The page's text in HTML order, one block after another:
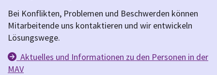
Bei Konflikten, Problemen und Beschwerden können
Mitarbeitende uns kontaktieren und wir entwickeln
Lösungswege.
 Aktuelles und Informationen zu den Personen in der
MAV